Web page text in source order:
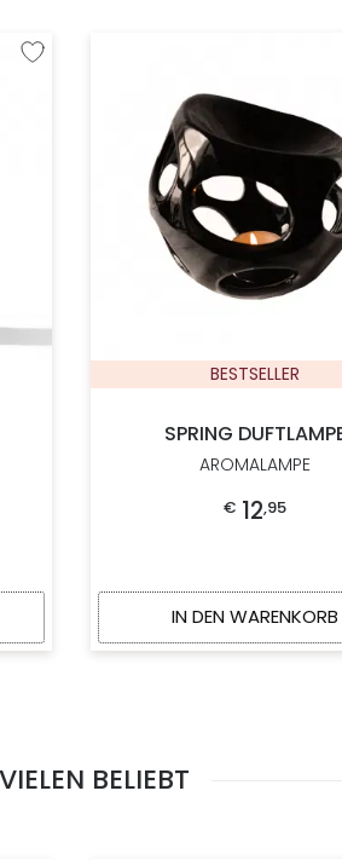
Zur Wunschliste hinzufügen
BESTSELLER
SPRING
AROMALAMPE
€ 12,95
IN DEN WARENKORB
BELIEBT